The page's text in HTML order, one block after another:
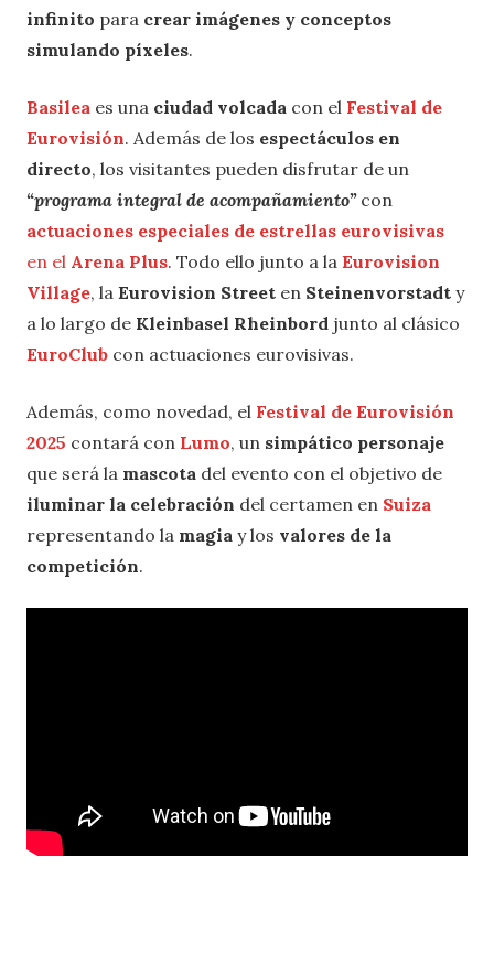
infinito para crear imágenes y conceptos
simulando píxeles.
Basilea es una ciudad volcada con el Festival de
Eurovisión. Además de los espectáculos en
directo, los visitantes pueden disfrutar de un
“programa integral de acompañamiento”con
actuaciones especiales de estrellas eurovisivas
en el Arena Plus. Todo ello junto a la Eurovision
Village, la Eurovision Street en Steinenvorstadt y
a lo largo de Kleinbasel Rheinbord junto al clásico
EuroClub con actuaciones eurovisivas.
Además, como novedad, el Festival de Eurovisión
2025 contará con Lumo, un simpático personaje
que será la mascota del evento con el objetivo de
iluminar la celebración del certamen en Suiza
representando la magia y los valores de la
competición.